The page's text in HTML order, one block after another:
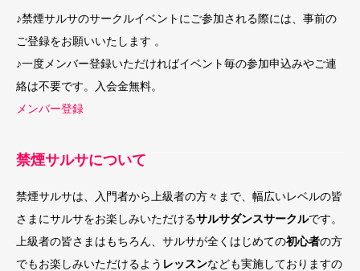
♪禁煙サルサのサークルイベントにご参加される際には、事前の
ご登録をお願いいたします 。
♪一度メンバー登録いただければイベント毎の参加申込みやご連
絡は不要です。入会金無料。
メンバー登録
禁煙サルサについて
禁煙サルサは、入門者から上級者の方々まで、幅広いレベルの皆
さまにサルサをお楽しみいただけるサルサダンスサークルです。
上級者の皆さまはもちろん、サルサが全くはじめての初心者の方
でもお楽しみいただけるよう レッスンなども実施しておりますの